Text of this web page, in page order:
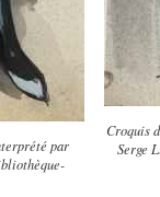
par
Croquis
Serge